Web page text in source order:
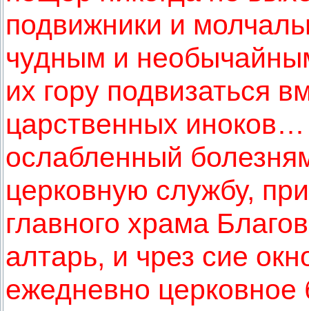
подвижники и
чудным и
их гору подвизаться
царственных
ослабленный
церковную службу,
главного храма
алтарь, и чрез сие
ежедневно церковное